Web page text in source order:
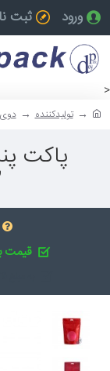
ورود ثبت
<
تولیدکننده
پاکت
قیمت